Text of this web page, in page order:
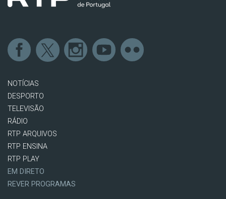
NOTÍCIAS
DESPORTO
TELEVISÃO
RÁDIO
RTP ARQUIVOS
RTP ENSINA
RTP PLAY
EM DIRETO
REVER PROGRAMAS